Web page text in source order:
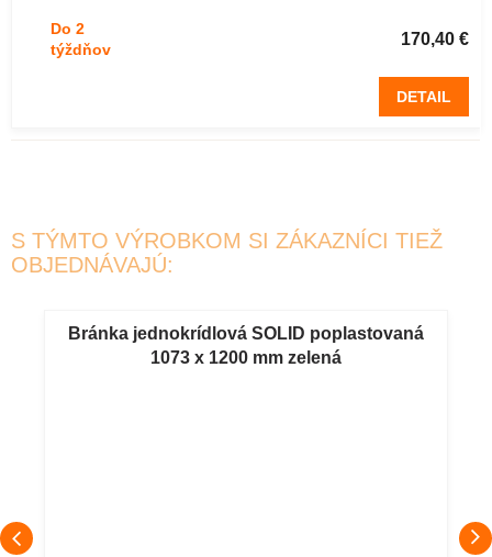
170,40 €
Do 2
týždňov
DETAIL
S TÝMTO VÝROBKOM SI ZÁKAZNÍCI TIEŽ
OBJEDNÁVAJÚ:
Bránka jednokrídlová SOLID poplastovaná
1073 x 1200 mm zelená